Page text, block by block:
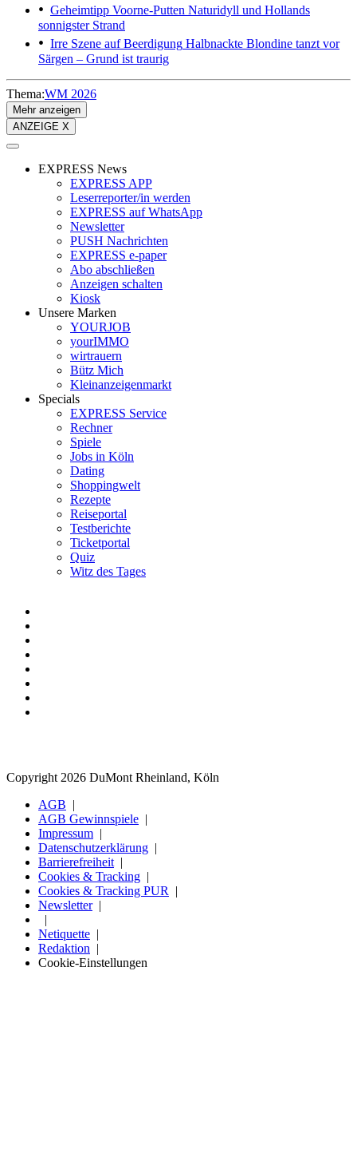
Geheimtipp Voorne-Putten Naturidyll und Hollands
sonnigster Strand
Irre Szene auf Beerdigung Halbnackte Blondine tanzt vor
Särgen – Grund ist traurig
Thema:WM 2026
Mehr anzeigen
ANZEIGE X
EXPRESS News
EXPRESS APP
Leserreporter/in werden
EXPRESS auf WhatsApp
Newsletter
PUSH Nachrichten
EXPRESS e-paper
Abo abschließen
Anzeigen schalten
Kiosk
Unsere Marken
YOURJOB
yourIMMO
wirtrauern
Bütz Mich
Kleinanzeigenmarkt
Specials
EXPRESS Service
Rechner
Spiele
Jobs in Köln
Dating
Shoppingwelt
Rezepte
Reiseportal
Testberichte
Ticketportal
Quiz
Witz des Tages
Copyright 2026 DuMont Rheinland, Köln
AGB
AGB Gewinnspiele
Impressum
Datenschutzerklärung
Barrierefreiheit
Cookies & Tracking
Cookies & Tracking PUR
Newsletter
Netiquette
Redaktion
Cookie-Einstellungen